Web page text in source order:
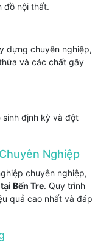
đồ nội thất.
dựng chuyên nghiệp,
và các chất gây
định kỳ và đột
Nghiệp
chuyên nghiệp,
Bến Tre. Quy trình
quả cao nhất và đáp